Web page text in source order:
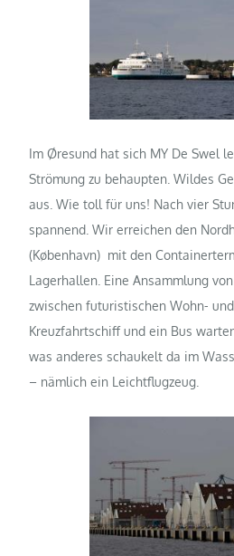
Im Øresund hat sich MY De Swel
Strömung zu behaupten. Wildes
aus. Wie toll für uns! Nach vier
spannend. Wir erreichen den
(København) mit den
Lagerhallen. Eine Ansammlung
zwischen futuristischen Wohn-
Kreuzfahrtschiff und ein Bus
was anderes schaukelt da im
– nämlich ein Leichtflugzeug.